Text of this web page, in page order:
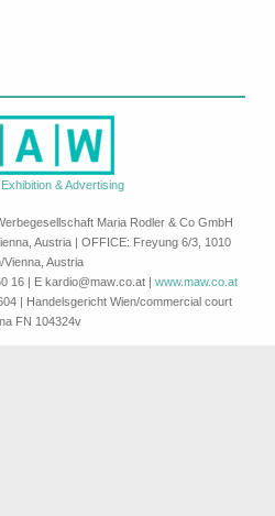
& Advertising
Maria Rodler & Co GmbH
Austria | OFFICE: Freyung 6/3, 1010
Vienna, Austria
16 | E kardio aw co at | www.maw.co.at
| Handelsgericht Wien/commercial court
FN 104324v